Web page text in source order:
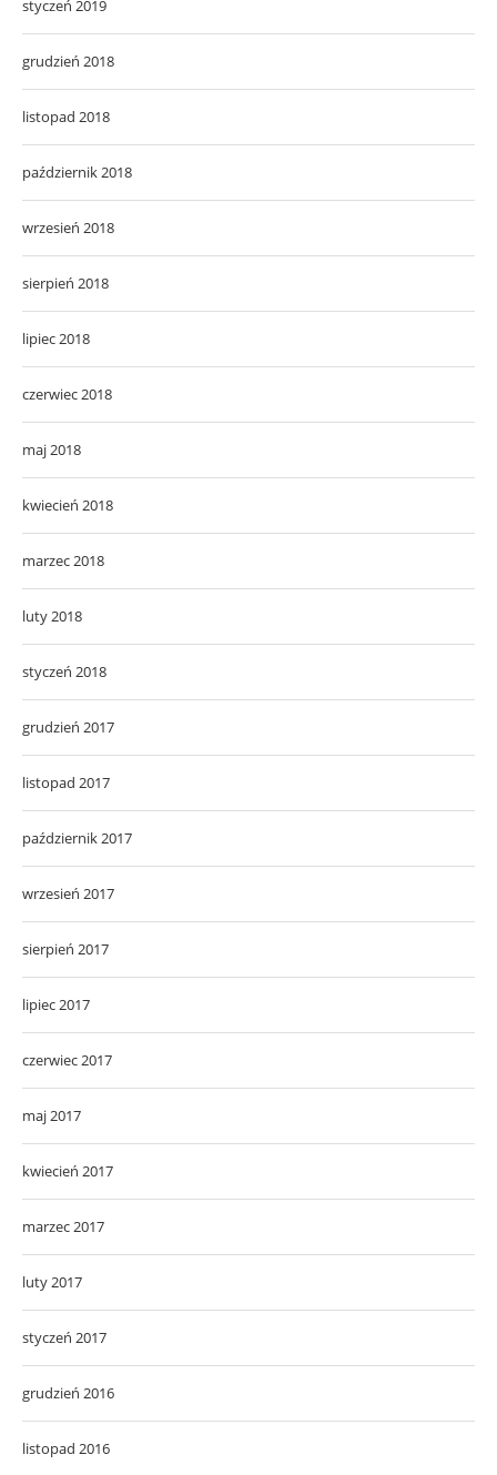
styczeń 2019
grudzień 2018
listopad 2018
październik 2018
wrzesień 2018
sierpień 2018
lipiec 2018
czerwiec 2018
maj 2018
kwiecień 2018
marzec 2018
luty 2018
styczeń 2018
grudzień 2017
listopad 2017
październik 2017
wrzesień 2017
sierpień 2017
lipiec 2017
czerwiec 2017
maj 2017
kwiecień 2017
marzec 2017
luty 2017
styczeń 2017
grudzień 2016
listopad 2016